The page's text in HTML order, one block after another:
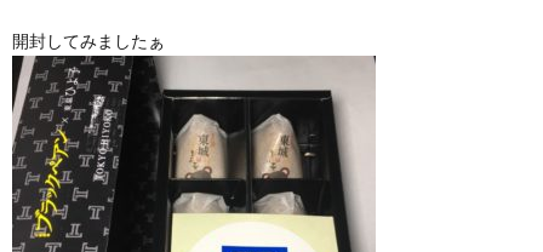
開封してみましたぁ